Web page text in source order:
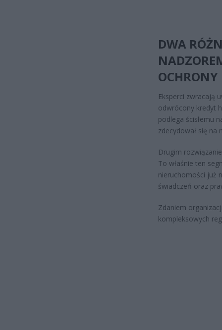
DWA
OCHRONY
Eksperci zwracają
odwrócony kredyt
podlega ścisłemu
zdecydował się
Drugim
To właśnie ten
nieruchomości już
świadczeń oraz
Zdaniem
kompleksowych